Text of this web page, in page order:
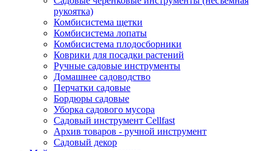
рукоятка)
Комбисистема щетки
Комбисистема лопаты
Комбисистема плодосборники
Коврики для посадки растений
Ручные садовые инструменты
Домашнее садоводство
Перчатки садовые
Бордюры садовые
Уборка садового мусора
Садовый инструмент Cellfast
Архив товаров - ручной инструмент
Садовый декор